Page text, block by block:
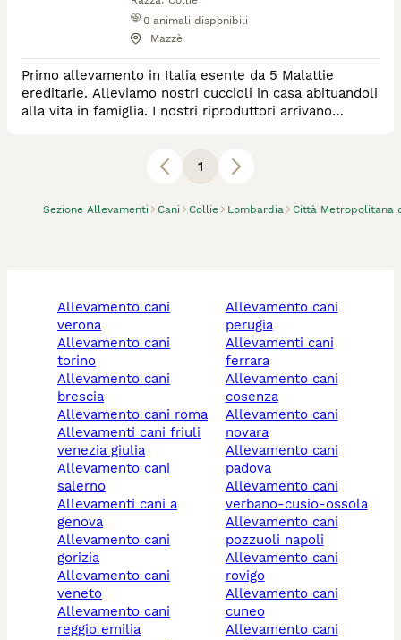
Sezione Allevamenti Cani Collie Lombardia Città Metropolitana
0 animali disponibili
Mazzè
Primo allevamento in Italia esente da 5 Malattie
ereditarie. Alleviamo nostri cuccioli in casa abituandoli
alla vita in famiglia. I nostri riproduttori arrivano
1
allevamento cani
verona
allevamento cani
torino
allevamento cani
brescia
allevamento cani roma
allevamenti cani friuli
venezia giulia
allevamento cani
salerno
allevamenti cani a
genova
allevamento cani
gorizia
allevamento cani
veneto
allevamento cani
reggio emilia
allevamento cani
perugia
allevamenti cani
ferrara
allevamento cani
cosenza
allevamento cani
novara
allevamento cani
padova
allevamento cani
verbano-cusio-ossola
allevamento cani
pozzuoli napoli
allevamento cani
rovigo
allevamento cani
cuneo
allevamento cani